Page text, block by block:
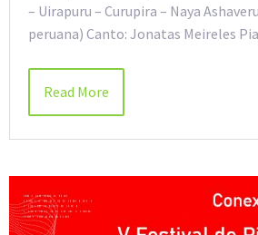
– Uirapuru – Curupira – Naya
peruana) Canto: Jonatas Meireles
Read More